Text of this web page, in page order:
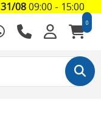
0
31/0809:00 - 15:00